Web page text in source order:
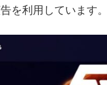
を利用しています